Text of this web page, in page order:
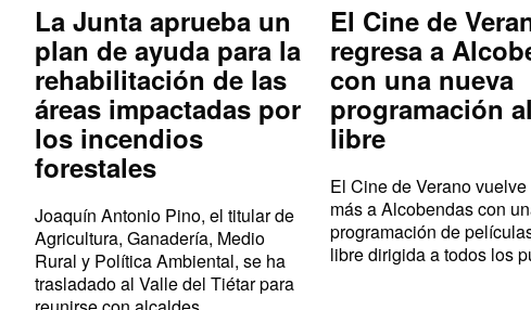
La Junta aprueba un
plan de ayuda para la
rehabilitación de las
áreas impactadas por
los incendios
forestales
Joaquín Antonio Pino, el titular de
Agricultura, Ganadería, Medio
Rural y Política Ambiental, se ha
trasladado al Valle del Tiétar para
El Cine de
regresa a
con una nueva
programación
libre
El Cine de Verano
más a Alcobendas con
programación de
libre dirigida a todos los